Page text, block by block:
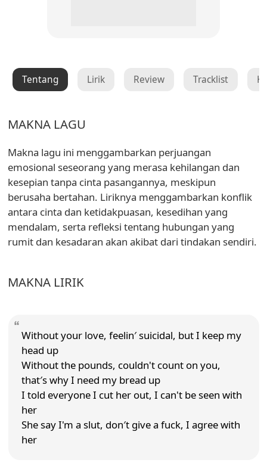
Tentang Lirik Review Tracklist
MAKNA LAGU
Makna lagu ini menggambarkan perjuangan
emosional seseorang yang merasa kehilangan dan
kesepian tanpa cinta pasangannya, meskipun
berusaha bertahan. Liriknya menggambarkan konflik
antara cinta dan ketidakpuasan, kesedihan yang
mendalam, serta refleksi tentang hubungan yang
rumit dan kesadaran akan akibat dari tindakan sendiri.
MAKNA LIRIK
Without your love, feelin′ suicidal, but I keep my
head up
Without the pounds, couldn't count on you,
that′s why I need my bread up
I told everyone I cut her out, I can't be seen with
her
She say I'm a slut, don′t give a fuck, I agree with
her